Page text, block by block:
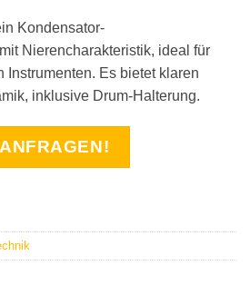
Kondensator-
Nierencharakteristik, ideal für
Instrumenten. Es bietet klaren
inklusive Drum-Halterung.